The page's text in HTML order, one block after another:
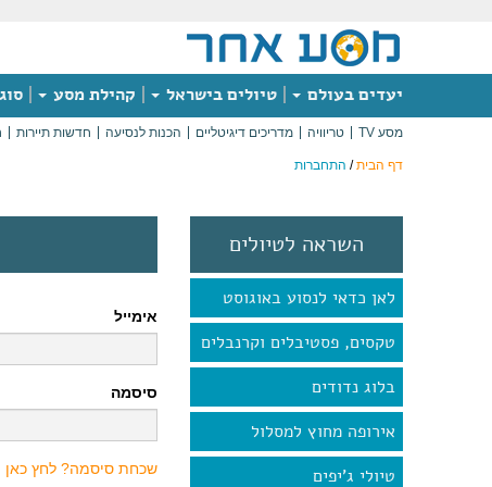
יעדים בעולם טיולים בישראל קהילת מסע
מסע TV טריוויה מדריכים דיגיטליים הכנות לנסיעה חדשות תיירות
דף הבית/ התחברות
השראה לטיולים
לאן כדאי לנסוע באוגוסט
טקסים, פסטיבלים וקרנבלים
בלוג נדודים
אירופה מחוץ למסלול
טיולי ג'יפים
אימייל
סיסמה
שכחת סיסמה? לחץ כאן